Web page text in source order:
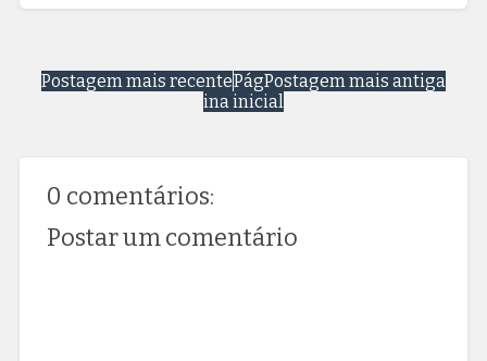
Postagem mais recente Postagem mais antiga
Pág
ina inicial
0 comentários:
Postar um comentário